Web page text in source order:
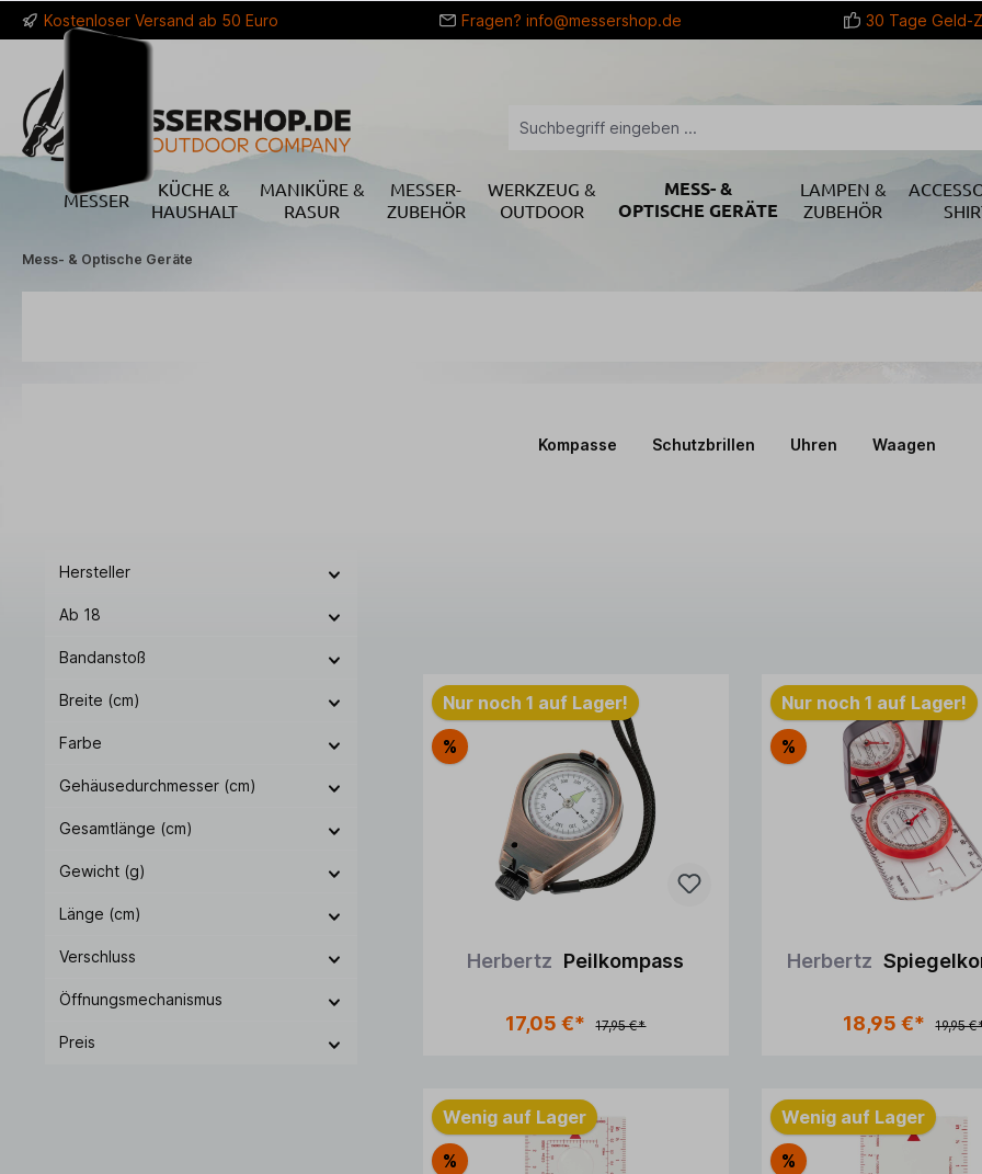
Zur Hauptnavigation springen
Kostenloser Versand ab 50 Euro Fragen?info@messershop.de 30 Tage Geld-
MESSER
KÜCHE &
HAUSHALT
MANIKÜRE &
RASUR
MESSER-
ZUBEHÖR
WERKZEUG &
OUTDOOR
MESS- &
OPTISCHE GERÄTE
LAMPEN &
ZUBEHÖR
Mess- & Optische Geräte
Kompasse Schutzbrillen Uhren Waagen
Hersteller
Ab 18
Bandanstoß
Breite (cm)
Farbe
Gehäusedurchmesser (cm)
Gesamtlänge (cm)
Gewicht (g)
Länge (cm)
Verschluss
Öffnungsmechanismus
Preis
Nur noch 1 auf Lager!
%
Herbertz Peilkompass
17,05 €* 17,95 €*
In den Warenkorb
Nur noch 1 auf Lager!
%
Herbertz
18,95 €* 19,95
In
Wenig auf Lager
%
Wenig auf Lager
%